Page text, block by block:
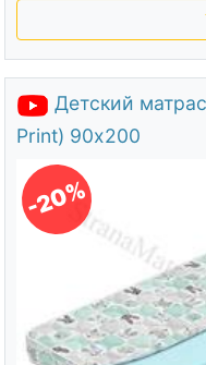
Детский
Print) 90х200
-20%